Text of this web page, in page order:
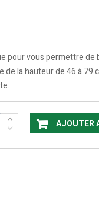
pour vous permettre de
de la hauteur de 46 à 79
AJOUTER